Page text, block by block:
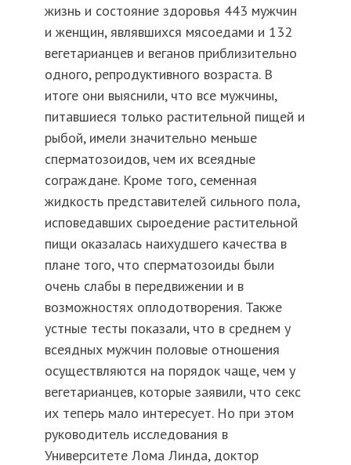
жизнь и состояние здоровья 443 мужчин
и женщин, являвшихся мясоедами и 132
вегетарианцев и веганов приблизительно
одного, репродуктивного возраста. В
итоге они выяснили, что все мужчины,
питавшиеся только растительной пищей и
рыбой, имели значительно меньше
сперматозоидов, чем их всеядные
сограждане. Кроме того, семенная
жидкость представителей сильного пола,
исповедавших сыроедение растительной
пищи оказалась наихудшего качества в
плане того, что сперматозоиды были
очень слабы в передвижении и в
возможностях оплодотворения. Также
устные тесты показали, что в среднем у
всеядных мужчин половые отношения
осуществляются на порядок чаще, чем у
вегетарианцев, которые заявили, что секс
их теперь мало интересует. Но при этом
руководитель исследования в
Университете Лома Линда, доктор